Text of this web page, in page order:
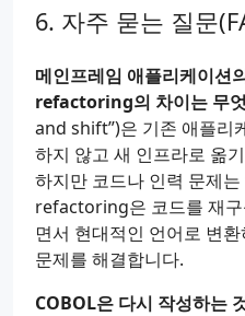
자주 묻는 질문
메인프레임 애플리케이
refactoring의 차이는 무
and shift”)은 기존 애플리
하지 않고 새 인프라로 옮
하지만 코드나 인력 문제
refactoring은 코드를 재
면서 현대적인 언어로 변
문제를 해결합니다.
COBOL은 다시 작성하는